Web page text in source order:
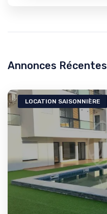
Annonces Récentes
LOCATION SAISONNIÈRE